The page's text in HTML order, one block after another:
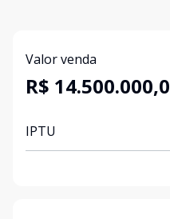
Valor venda
R$
IPTU